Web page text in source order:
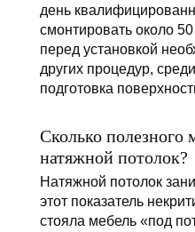
день
смонтировать около
перед установкой
других процедур,
подготовка
Сколько полезного
натяжной потолок?
Натяжной потолок
этот показатель
стояла мебель «под